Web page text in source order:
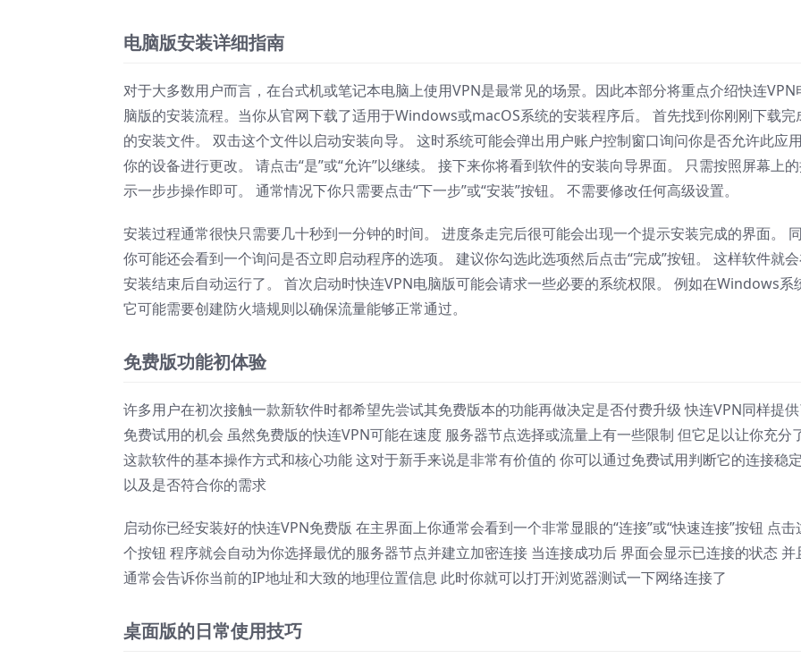
电脑版安装详细指南
对于大多数用户而言，在台式机或笔记本电脑上使用VPN是最常见的场景。因此本部分将重点介绍快连VPN
脑版的安装流程。当你从官网下载了适用于Windows或macOS系统的安装程序后。 首先找到你刚刚下载完
的安装文件。 双击这个文件以启动安装向导。 这时系统可能会弹出用户账户控制窗口询问你是否允许此应
你的设备进行更改。 请点击“是”或“允许”以继续。 接下来你将看到软件的安装向导界面。 只需按照屏幕上
示一步步操作即可。 通常情况下你只需要点击“下一步”或“安装”按钮。 不需要修改任何高级设置。
安装过程通常很快只需要几十秒到一分钟的时间。 进度条走完后很可能会出现一个提示安装完成的界面。
你可能还会看到一个询问是否立即启动程序的选项。 建议你勾选此选项然后点击“完成”按钮。 这样软件就
安装结束后自动运行了。 首次启动时快连VPN电脑版可能会请求一些必要的系统权限。 例如在Windows系
它可能需要创建防火墙规则以确保流量能够正常通过。
免费版功能初体验
许多用户在初次接触一款新软件时都希望先尝试其免费版本的功能再做决定是否付费升级 快连VPN同样提供
免费试用的机会 虽然免费版的快连VPN可能在速度 服务器节点选择或流量上有一些限制 但它足以让你充分
这款软件的基本操作方式和核心功能 这对于新手来说是非常有价值的 你可以通过免费试用判断它的连接稳
以及是否符合你的需求
启动你已经安装好的快连VPN免费版 在主界面上你通常会看到一个非常显眼的“连接”或“快速连接”按钮 点击
个按钮 程序就会自动为你选择最优的服务器节点并建立加密连接 当连接成功后 界面会显示已连接的状态 并
通常会告诉你当前的IP地址和大致的地理位置信息 此时你就可以打开浏览器测试一下网络连接了
桌面版的日常使用技巧